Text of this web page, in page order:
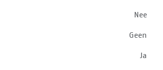
Nee
Geen
Ja